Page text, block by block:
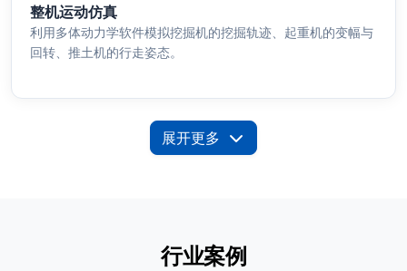
整机运动仿真
利用多体动力学软件模拟挖掘机的挖掘轨迹、起重机的变幅与
回转、推土机的行走姿态。
展开更多
行业案例